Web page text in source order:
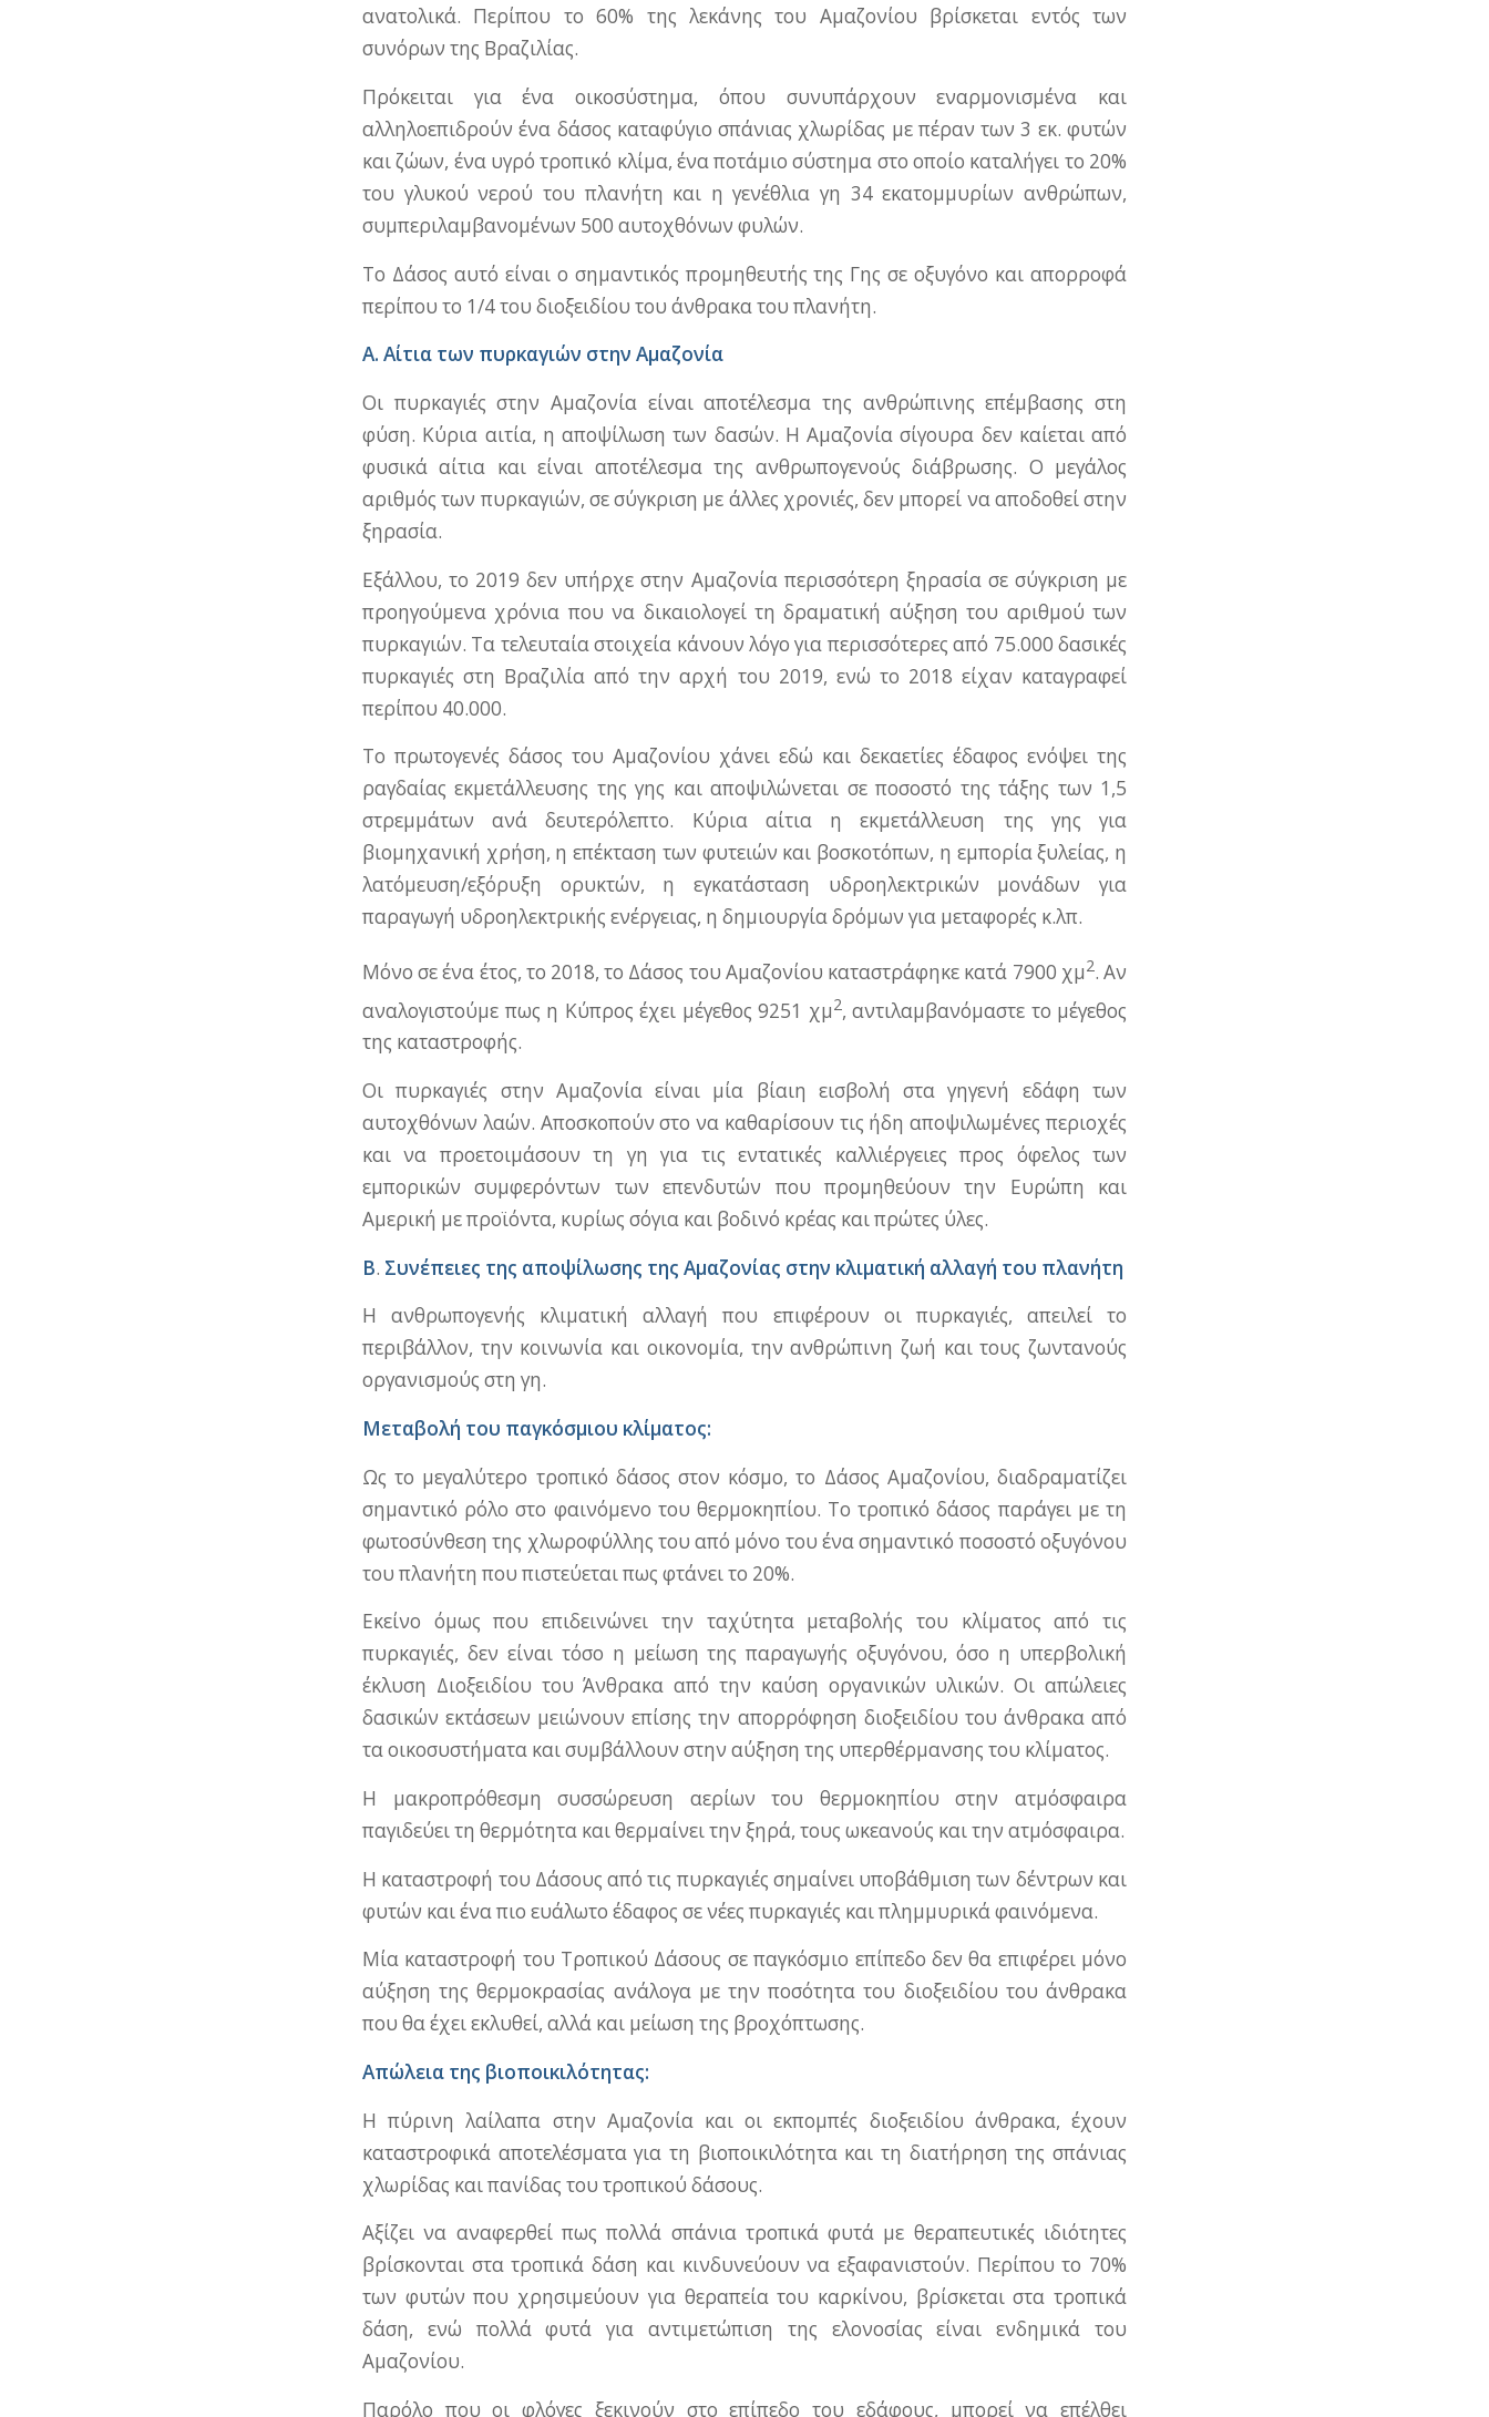
ανατολικά. Περίπου το 60% της λεκάνης του Αμαζονίου βρίσκεται εντός των
συνόρων της Βραζιλίας.
Πρόκειται για ένα οικοσύστημα, όπου συνυπάρχουν εναρμονισμένα και
αλληλοεπιδρούν ένα δάσος καταφύγιο σπάνιας χλωρίδας με πέραν των 3 εκ. φυτών
και ζώων, ένα υγρό τροπικό κλίμα, ένα ποτάμιο σύστημα στο οποίο καταλήγει το 20%
του γλυκού νερού του πλανήτη και η γενέθλια γη 34 εκατομμυρίων ανθρώπων,
συμπεριλαμβανομένων 500 αυτοχθόνων φυλών.
Το Δάσος αυτό είναι ο σημαντικός προμηθευτής της Γης σε οξυγόνο και απορροφά
περίπου το 1/4 του διοξειδίου του άνθρακα του πλανήτη.
Α. Αίτια των πυρκαγιών στην Αμαζονία
Οι πυρκαγιές στην Αμαζονία είναι αποτέλεσμα της ανθρώπινης επέμβασης στη
φύση. Κύρια αιτία, η αποψίλωση των δασών. Η Αμαζονία σίγουρα δεν καίεται από
φυσικά αίτια και είναι αποτέλεσμα της ανθρωπογενούς διάβρωσης. Ο μεγάλος
αριθμός των πυρκαγιών, σε σύγκριση με άλλες χρονιές, δεν μπορεί να αποδοθεί στην
ξηρασία.
Εξάλλου, το 2019 δεν υπήρχε στην Αμαζονία περισσότερη ξηρασία σε σύγκριση με
προηγούμενα χρόνια που να δικαιολογεί τη δραματική αύξηση του αριθμού των
πυρκαγιών. Τα τελευταία στοιχεία κάνουν λόγο για περισσότερες από 75.000 δασικές
πυρκαγιές στη Βραζιλία από την αρχή του 2019, ενώ το 2018 είχαν καταγραφεί
περίπου 40.000.
Το πρωτογενές δάσος του Αμαζονίου χάνει εδώ και δεκαετίες έδαφος ενόψει της
ραγδαίας εκμετάλλευσης της γης και αποψιλώνεται σε ποσοστό της τάξης των 1,5
στρεμμάτων ανά δευτερόλεπτο. Κύρια αίτια η εκμετάλλευση της γης για
βιομηχανική χρήση, η επέκταση των φυτειών και βοσκοτόπων, η εμπορία ξυλείας, η
λατόμευση/εξόρυξη ορυκτών, η εγκατάσταση υδροηλεκτρικών μονάδων για
παραγωγή υδροηλεκτρικής ενέργειας, η δημιουργία δρόμων για μεταφορές κ.λπ.
Μόνο σε ένα έτος, το 2018, το Δάσος του Αμαζονίου καταστράφηκε κατά 7900 χμ2. Αν
αναλογιστούμε πως η Κύπρος έχει μέγεθος 9251 χμ2, αντιλαμβανόμαστε το μέγεθος
της καταστροφής.
Οι πυρκαγιές στην Αμαζονία είναι μία βίαιη εισβολή στα γηγενή εδάφη των
αυτοχθόνων λαών. Αποσκοπούν στο να καθαρίσουν τις ήδη αποψιλωμένες περιοχές
και να προετοιμάσουν τη γη για τις εντατικές καλλιέργειες προς όφελος των
εμπορικών συμφερόντων των επενδυτών που προμηθεύουν την Ευρώπη και
Αμερική με προϊόντα, κυρίως σόγια και βοδινό κρέας και πρώτες ύλες.
Β. Συνέπειες της αποψίλωσης της Αμαζονίας στην κλιματική αλλαγή του πλανήτη
Η ανθρωπογενής κλιματική αλλαγή που επιφέρουν οι πυρκαγιές, απειλεί το
περιβάλλον, την κοινωνία και οικονομία, την ανθρώπινη ζωή και τους ζωντανούς
οργανισμούς στη γη.
Μεταβολή του παγκόσμιου κλίματος:
Ως το μεγαλύτερο τροπικό δάσος στον κόσμο, το Δάσος Αμαζονίου, διαδραματίζει
σημαντικό ρόλο στο φαινόμενο του θερμοκηπίου. Το τροπικό δάσος παράγει με τη
φωτοσύνθεση της χλωροφύλλης του από μόνο του ένα σημαντικό ποσοστό οξυγόνου
του πλανήτη που πιστεύεται πως φτάνει το 20%.
Εκείνο όμως που επιδεινώνει την ταχύτητα μεταβολής του κλίματος από τις
πυρκαγιές, δεν είναι τόσο η μείωση της παραγωγής οξυγόνου, όσο η υπερβολική
έκλυση Διοξειδίου του Άνθρακα από την καύση οργανικών υλικών. Οι απώλειες
δασικών εκτάσεων μειώνουν επίσης την απορρόφηση διοξειδίου του άνθρακα από
τα οικοσυστήματα και συμβάλλουν στην αύξηση της υπερθέρμανσης του κλίματος.
Η μακροπρόθεσμη συσσώρευση αερίων του θερμοκηπίου στην ατμόσφαιρα
παγιδεύει τη θερμότητα και θερμαίνει την ξηρά, τους ωκεανούς και την ατμόσφαιρα.
Η καταστροφή του Δάσους από τις πυρκαγιές σημαίνει υποβάθμιση των δέντρων και
φυτών και ένα πιο ευάλωτο έδαφος σε νέες πυρκαγιές και πλημμυρικά φαινόμενα.
Μία καταστροφή του Τροπικού Δάσους σε παγκόσμιο επίπεδο δεν θα επιφέρει μόνο
αύξηση της θερμοκρασίας ανάλογα με την ποσότητα του διοξειδίου του άνθρακα
που θα έχει εκλυθεί, αλλά και μείωση της βροχόπτωσης.
Απώλεια της βιοποικιλότητας:
H πύρινη λαίλαπα στην Αμαζονία και οι εκπομπές διοξειδίου άνθρακα, έχουν
καταστροφικά αποτελέσματα για τη βιοποικιλότητα και τη διατήρηση της σπάνιας
χλωρίδας και πανίδας του τροπικού δάσους.
Αξίζει να αναφερθεί πως πολλά σπάνια τροπικά φυτά με θεραπευτικές ιδιότητες
βρίσκονται στα τροπικά δάση και κινδυνεύουν να εξαφανιστούν. Περίπου το 70%
των φυτών που χρησιμεύουν για θεραπεία του καρκίνου, βρίσκεται στα τροπικά
δάση, ενώ πολλά φυτά για αντιμετώπιση της ελονοσίας είναι ενδημικά του
Αμαζονίου.
Παρόλο που οι φλόγες ξεκινούν στο επίπεδο του εδάφους, μπορεί να επέλθει